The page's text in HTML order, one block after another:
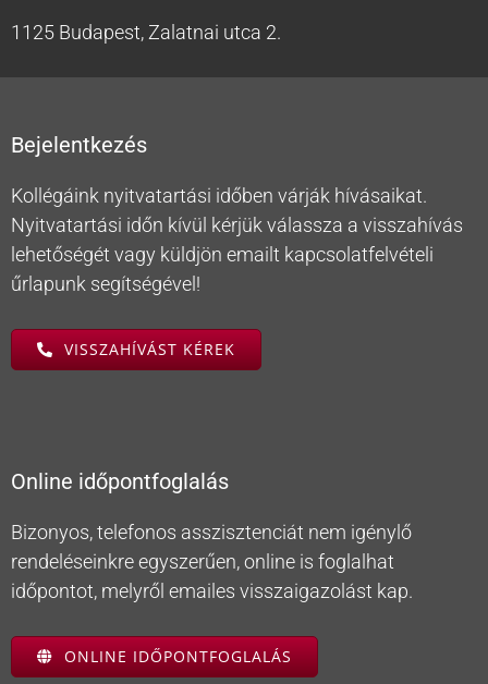
1125 Budapest, Zalatnai utca 2.
Bejelentkezés
Kollégáink nyitvatartási időben várják hívásaikat.
Nyitvatartási időn kívül kérjük válassza a visszahívás
lehetőségét vagy küldjön emailt kapcsolatfelvételi
űrlapunk segítségével!
VISSZAHÍVÁST KÉREK
Online időpontfoglalás
Bizonyos, telefonos asszisztenciát nem igénylő
rendeléseinkre egyszerűen, online is foglalhat
időpontot, melyről emailes visszaigazolást kap.
ONLINE IDŐPONTFOGLALÁS